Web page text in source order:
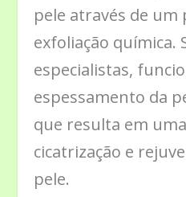
pele através de um
exfoliação química.
especialistas,
espessamento da
que resulta em
cicatrização e
pele.